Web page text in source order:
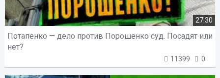
27:30
Потапенко — дело против Порошенко суд. Посадят или
нет?
11399 0